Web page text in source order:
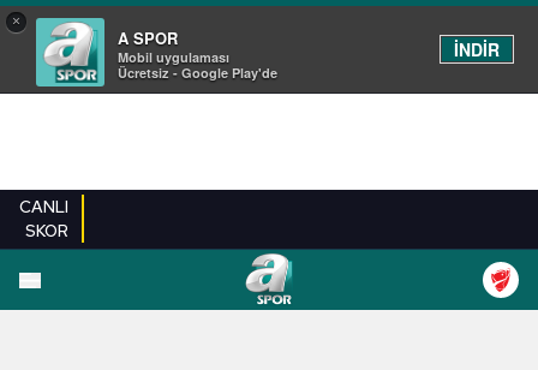
×
A SPOR
Mobil uygulaması
Ücretsiz - Google Play'de
İNDİR
CANLI
SKOR
EN YENILER